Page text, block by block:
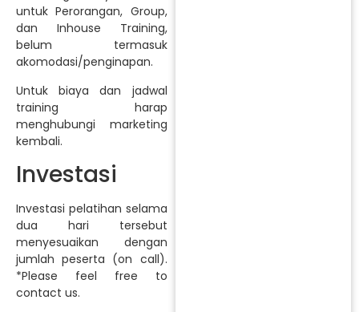
untuk Perorangan, Group,
dan Inhouse Training,
belum termasuk
akomodasi/penginapan.
Untuk biaya dan jadwal
training harap
menghubungi marketing
kembali.
Investasi
Investasi pelatihan selama
dua hari tersebut
menyesuaikan dengan
jumlah peserta (on call).
*Please feel free to
contact us.